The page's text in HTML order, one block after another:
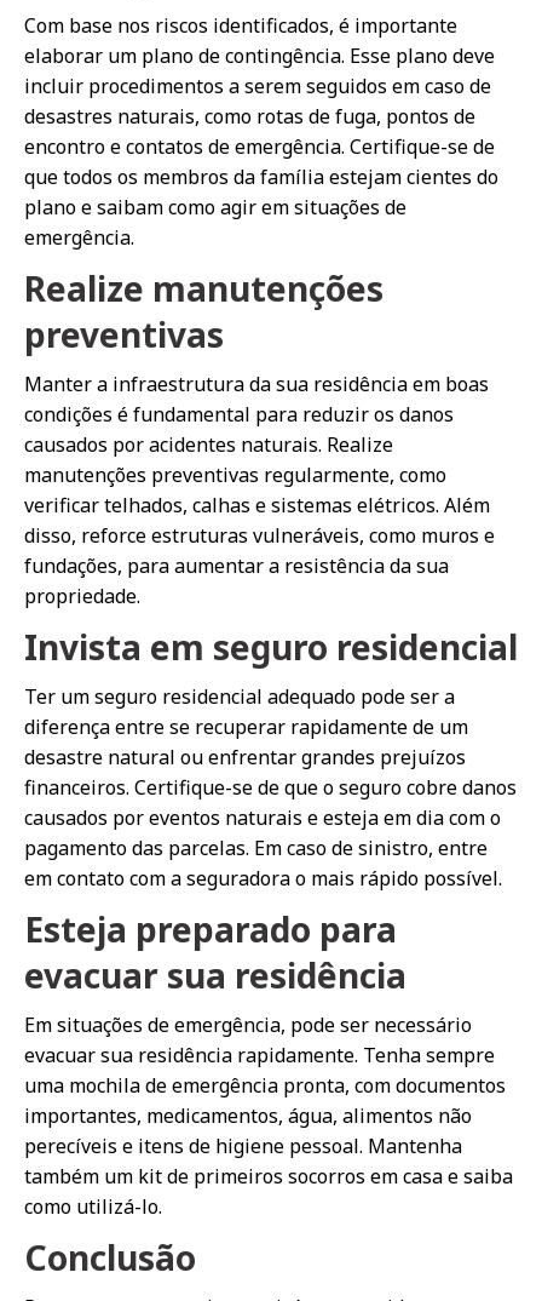
Com base nos riscos identificados, é importante
elaborar um plano de contingência. Esse plano deve
incluir procedimentos a serem seguidos em caso de
desastres naturais, como rotas de fuga, pontos de
encontro e contatos de emergência. Certifique-se de
que todos os membros da família estejam cientes do
plano e saibam como agir em situações de
emergência.
Realize manutenções
preventivas
Manter a infraestrutura da sua residência em boas
condições é fundamental para reduzir os danos
causados por acidentes naturais. Realize
manutenções preventivas regularmente, como
verificar telhados, calhas e sistemas elétricos. Além
disso, reforce estruturas vulneráveis, como muros e
fundações, para aumentar a resistência da sua
propriedade.
Invista em seguro residencial
Ter um seguro residencial adequado pode ser a
diferença entre se recuperar rapidamente de um
desastre natural ou enfrentar grandes prejuízos
financeiros. Certifique-se de que o seguro cobre danos
causados por eventos naturais e esteja em dia com o
pagamento das parcelas. Em caso de sinistro, entre
em contato com a seguradora o mais rápido possível.
Esteja preparado para
evacuar sua residência
Em situações de emergência, pode ser necessário
evacuar sua residência rapidamente. Tenha sempre
uma mochila de emergência pronta, com documentos
importantes, medicamentos, água, alimentos não
perecíveis e itens de higiene pessoal. Mantenha
também um kit de primeiros socorros em casa e saiba
como utilizá-lo.
Conclusão